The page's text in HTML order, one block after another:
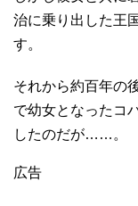
治に乗り出した王
す。
それから約百年の
で幼女となったコ
したのだが……。
広告